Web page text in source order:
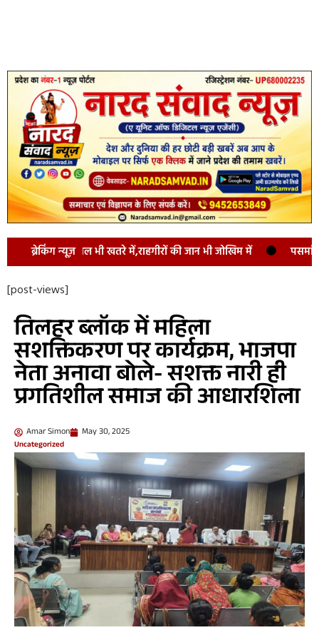
ब्रेकिंग न्यूज़
में,राहगीरों की जान भी जोखिम में पसमांदा समाज की आवाज़ को
[post-views]
तिलहर ब्लॉक में महिला
सशक्तिकरण पर कार्यक्रम, भाजपा
नेता अनावा बोले- सशक्त नारी ही
प्रगतिशील समाज की आधारशिला
Amar Simon May 30, 2025
Uncategorized